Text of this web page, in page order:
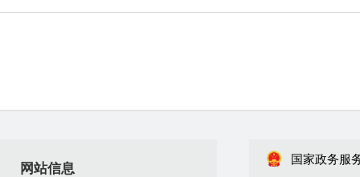
网站信息
国家政务服